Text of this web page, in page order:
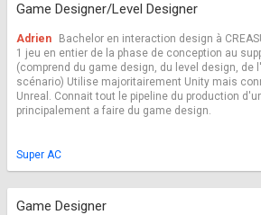
Game Designer/Level Designer
Adrien
Bachelor en interaction design à
1 jeu en entier de la phase de conception au
(comprend du game design, du level design, de
scénario) Utilise majoritairement Unity mais
Unreal. Connait tout le pipeline du production
principalement a faire du game design.
Super AC
Game Designer